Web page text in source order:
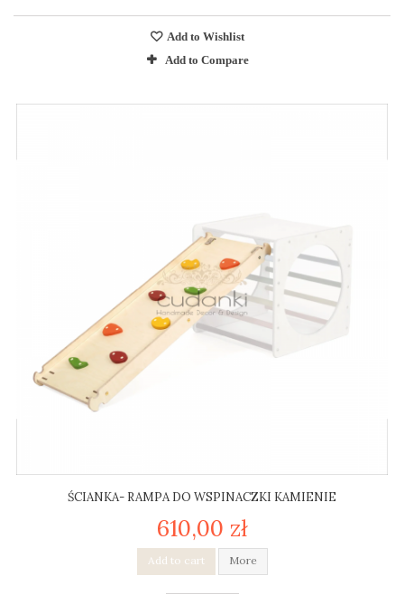
Add to Wishlist
Add to Compare
ŚCIANKA- RAMPA DO WSPINACZKI KAMIENIE
610,00 zł
Add to cart More